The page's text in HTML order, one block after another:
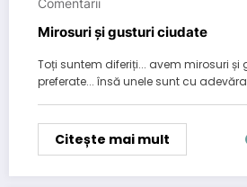
Comentarii
Mirosuri și gusturi ciudate
Toți suntem diferiți... avem mirosuri și
preferate... însă unele sunt cu
Citește mai mult